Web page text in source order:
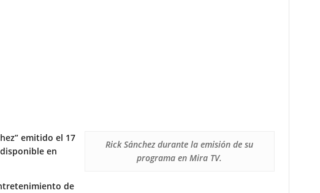
Rick Sánchez durante la emisión de su
programa en Mira TV.
emitido el 17
en
de